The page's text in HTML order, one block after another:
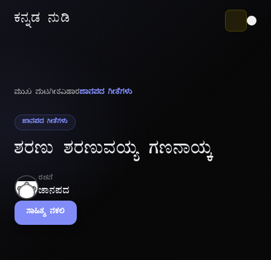
ಕನ್ನಡ ನುಡಿ
ಮುಖ ಪುಟಗೀತವಿಹಾರಜಾನಪದ ಗೀತೆಗಳು
ಜಾನಪದ ಗೀತೆಗಳು
ಶರಣು ಶರಣುವಯ್ಯ ಗಣನಾಯ್ಕ
ರಚನೆ
ಜಾನಪದ
ಸಾಹಿತ್ಯ ನಕಲಿ